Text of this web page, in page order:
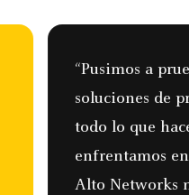
a prueba todas las
de proveedores en
hacemos y las
entre sí. Palo
nos brindó la